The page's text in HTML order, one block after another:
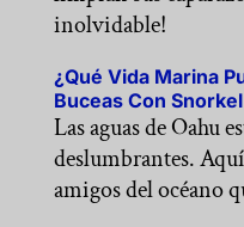
inolvidable!
¿Qué Vida Marina
Buceas Con
Las aguas de Oahu
deslumbrantes.
amigos del océano